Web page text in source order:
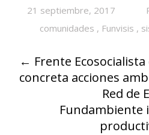
21 septiembre, 2017
comunidades , Funvisis ,
← Frente Ecosocialista
concreta acciones
Red de
Fundambiente